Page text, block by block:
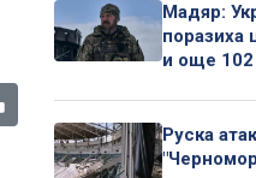
Мадяр:
поразиха
и още 102
Руска